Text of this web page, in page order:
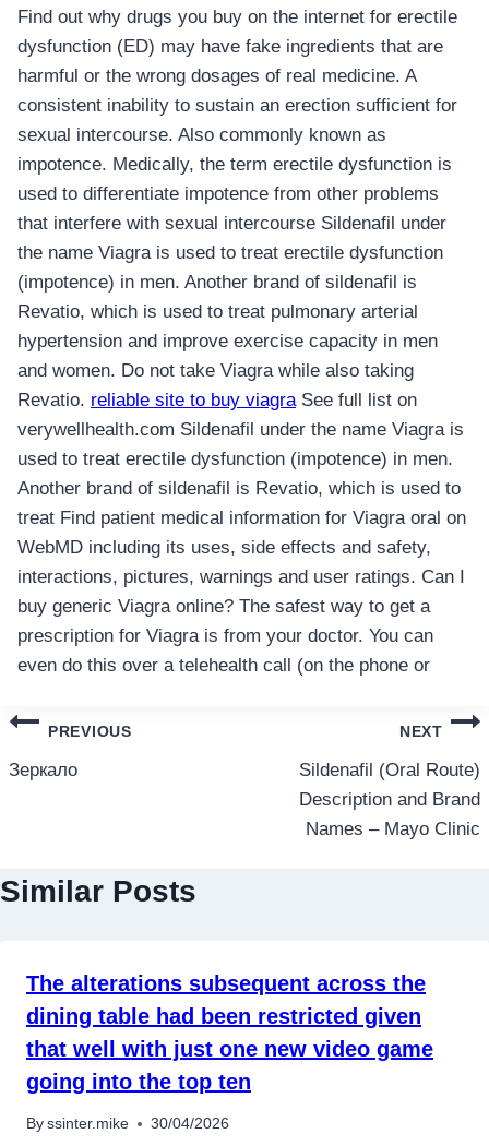
Find out why drugs you buy on the internet for erectile
dysfunction (ED) may have fake ingredients that are
harmful or the wrong dosages of real medicine. A
consistent inability to sustain an erection sufficient for
sexual intercourse. Also commonly known as
impotence. Medically, the term erectile dysfunction is
used to differentiate impotence from other problems
that interfere with sexual intercourse Sildenafil under
the name Viagra is used to treat erectile dysfunction
(impotence) in men. Another brand of sildenafil is
Revatio, which is used to treat pulmonary arterial
hypertension and improve exercise capacity in men
and women. Do not take Viagra while also taking
Revatio. reliable site to buy viagraSee full list on
verywellhealth.com Sildenafil under the name Viagra is
used to treat erectile dysfunction (impotence) in men.
Another brand of sildenafil is Revatio, which is used to
treat Find patient medical information for Viagra oral on
WebMD including its uses, side effects and safety,
interactions, pictures, warnings and user ratings. Can I
buy generic Viagra online? The safest way to get a
prescription for Viagra is from your doctor. You can
even do this over a telehealth call (on the phone or
แนะแนว
เรื่อง
PREVIOUS
Зеркало
NEXT
Sildenafil (Oral Route)
Description and Brand
Names – Mayo Clinic
Similar Posts
The alterations subsequent across the
dining table had been restricted given
that well with just one new video game
going into the top ten
By ssinter.mike 30/04/2026